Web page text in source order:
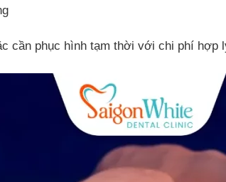
cần phục hình tạm thời với chi phí hợp